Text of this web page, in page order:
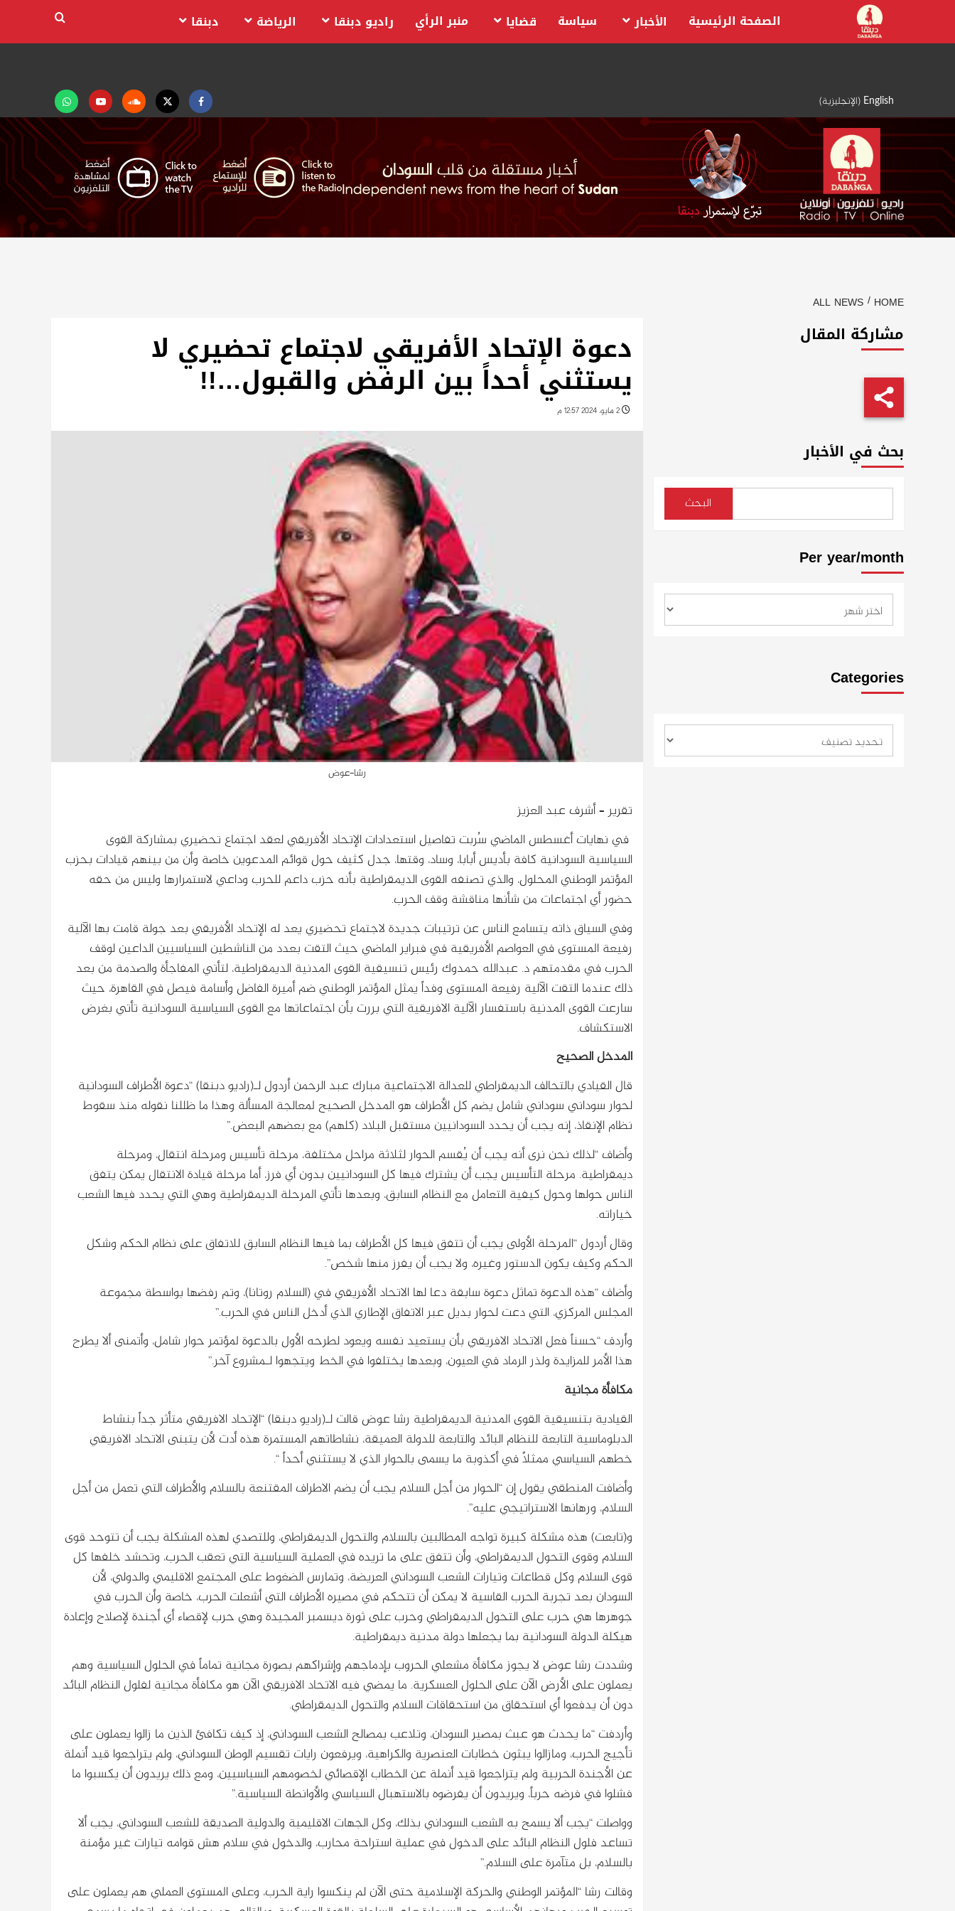
content
English
(الإنجليزية)
Facebook
Twitter
Soundcloud
Youtubeتابعنا
على
واتساب
الصفحة الرئيسية الأخبار سياسة قضايا منبر الرأي راديو دبنقا الرياضة دبنقا
HOME
ALL NEWS
دعوة الإتحاد الأفريقي لاجتماع تحضيري لا
يستثني أحداً بين الرفض والقبول…!!
2 مايو، 2024 12:57 م
رشا-عوض
تقرير – أشرف عبد العزيز
في نهايات أغسطس الماضي سُربت تفاصيل استعدادات الإتحاد الأفريقي لعقد اجتماع تحضيري بمشاركة القوى
السياسية السودانية كافة بأديس أبابا، وساد، وقتها، جدل كثيف حول قوائم المدعوين خاصة وأن من بينهم قيادات بحزب
المؤتمر الوطني المحلول، والذي تصنفه القوى الديمقراطية بأنه حزب داعم للحرب وداعي لاستمرارها وليس من حقه
حضور أي اجتماعات من شأنها مناقشة وقف الحرب.
وفي السياق ذاته يتسامع الناس عن ترتيبات جديدة لاجتماع تحضيري يعد له الإتحاد الأفريقي بعد جولة قامت بها الآلية
رفيعة المستوى في العواصم الأفريقية في فبراير الماضي حيث التقت بعدد من الناشطين السياسيين الداعين لوقف
الحرب في مقدمتهم د. عبدالله حمدوك رئيس تنسيقية القوى المدنية الديمقراطية، لتأتي المفاجأة والصدمة من بعد
ذلك عندما التقت الآلية رفيعة المستوى وفداً يمثل المؤتمر الوطني ضم أميرة الفاضل وأسامة فيصل في القاهرة، حيث
سارعت القوى المدنية باستفسار الآلية الافريقية التي بررت بأن اجتماعاتها مع القوى السياسية السودانية تأتي بغرض
الاستكشاف.
المدخل الصحيح
قال القيادي بالتحالف الديمقراطي للعدالة الاجتماعية مبارك عبد الرحمن أردول لـ(راديو دبنقا) “دعوة الأطراف السودانية
لحوار سوداني سوداني شامل يضم كل الأطراف هو المدخل الصحيح لمعالجة المسألة وهذا ما ظللنا نقوله منذ سقوط
نظام الإنقاذ، إنه يجب أن يحدد السودانيين مستقبل البلاد (كلهم) مع بعضهم البعض.”
وأضاف “لذلك نحن نرى أنه يجب أن يُقسم الحوار لثلاثة مراحل مختلفة، مرحلة تأسيس ومرحلة انتقال، ومرحلة
ديمقراطية. مرحلة التأسيس يجب أن يشترك فيها كل السودانيين بدون أي فرز، أما مرحلة قيادة الانتقال يمكن يتفق
الناس حولها وحول كيفية التعامل مع النظام السابق، وبعدها تأتي المرحلة الديمقراطية وهي التي يحدد فيها الشعب
خياراته.
وقال أردول “المرحلة الأولى يجب أن تتفق فيها كل الأطراف بما فيها النظام السابق للاتفاق على نظام الحكم وشكل
الحكم وكيف يكون الدستور وغيره، ولا يجب أن يفرز منها شخص”.
وأضاف “هذه الدعوة تماثل دعوة سابقة دعا لها الاتحاد الأفريقي في (السلام روتانا)، وتم رفضها بواسطة مجموعة
المجلس المركزي، التي دعت لحوار بديل عبر الاتفاق الإطاري الذي أدخل الناس في الحرب.”
وأردف “حسناً فعل الاتحاد الافريقي بأن يستعيد نفسه ويعود لطرحه الأول بالدعوة لمؤتمر حوار شامل، وأتمنى ألا يطرح
هذا الأمر للمزايدة ولذر الرماد في العيون، وبعدها يختلفوا في الخط ويتجهوا لـمشروع آخر.”
مكافأة مجانية
القيادية بتنسيقية القوى المدنية الديمقراطية رشا عوض قالت لـ(راديو دبنقا) “الإتحاد الافريقي متأثر جداً بنشاط
الدبلوماسية التابعة للنظام البائد والتابعة للدولة العميقة، نشاطاتهم المستمرة هذه أدت لأن يتبنى الاتحاد الافريقي
خطهم السياسي ممثلاً في أكذوبة ما يسمى بالحوار الذي لا يستثني أحداً “.
وأضافت المنطقي يقول إن “الحوار من أجل السلام يجب أن يضم الاطراف المقتنعة بالسلام والأطراف التي تعمل من أجل
السلام، ورهانها الاستراتيجي عليه”.
و(تابعت) هذه مشكلة كبيرة تواجه المطالبين بالسلام والتحول الديمقراطي، وللتصدي لهذه المشكلة يجب أن تتوحد قوى
السلام وقوى التحول الديمقراطي، وأن تتفق على ما تريده في العملية السياسية التي تعقب الحرب، وتحشد خلفها كل
قوى السلام وكل قطاعات وتيارات الشعب السوداني العريضة، وتمارس الضغوط على المجتمع الاقليمي والدولي، لأن
السودان بعد تجربة الحرب القاسية لا يمكن أن تتحكم في مصيره الأطراف التي أشعلت الحرب، خاصة وأن الحرب في
جوهرها هي حرب على التحول الديمقراطي وحرب على ثورة ديسمبر المجيدة وهي حرب لإقصاء أي أجندة لإصلاح وإعادة
هيكلة الدولة السودانية بما يجعلها دولة مدنية ديمقراطية.
وشددت رشا عوض لا يجوز مكافأة مشعلي الحروب بإدماجهم وإشراكهم بصورة مجانية تماماً في الحلول السياسية وهم
يعملون على الأرض الآن على الحلول العسكرية. ما يمضي فيه الاتحاد الافريقي الآن هو مكافأة مجانية لفلول النظام البائد
دون أن يدفعوا أي استحقاق من استحقاقات السلام والتحول الديمقراطي.
وأردفت “ما يحدث هو عبث بمصير السودان، وتلاعب بمصالح الشعب السوداني، إذ كيف تكافئ الذين ما زالوا يعملون على
تأجيج الحرب، ومازالوا يبثون خطابات العنصرية والكراهية، ويرفعون رايات تقسيم الوطن السوداني، ولم يتراجعوا قيد أنملة
عن الأجندة الحربية ولم يتراجعوا قيد أنملة عن الخطاب الإقصائي لخصومهم السياسيين، ومع ذلك يريدون أن يكسبوا ما
فشلوا في فرضه حرباً، ويريدون أن يفرضوه بالاستهبال السياسي والأوانطة السياسية.”
وواصلت “يجب ألا يسمح به الشعب السوداني بذلك، وكل الجهات الاقليمية والدولية الصديقة للشعب السوداني، يجب ألا
تساعد فلول النظام البائد على الدخول في عملية استراحة محارب، والدخول في سلام هش قوامه تيارات غير مؤمنة
بالسلام، بل متآمرة على السلام.”
وقالت رشا “المؤتمر الوطني والحركة الإسلامية حتى الآن لم ينكسوا راية الحرب، وعلى المستوى العملي هم يعملون على
مشاركة المقال
بحث في الأخبار
البحث
Per year/month
Categories